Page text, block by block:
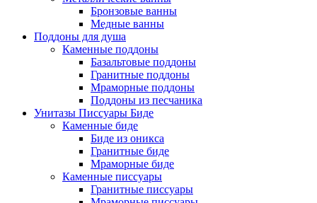
Бронзовые ванны
Медные ванны
Поддоны для душа
Каменные поддоны
Базальтовые поддоны
Гранитные поддоны
Мраморные поддоны
Поддоны из песчаника
Унитазы Писсуары Биде
Каменные биде
Биде из оникса
Гранитные биде
Мраморные биде
Каменные писсуары
Гранитные писсуары